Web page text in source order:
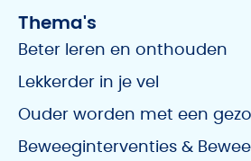
Thema's
Beter leren en onthouden
Lekkerder in je vel
Ouder worden met een
Beweeginterventies &